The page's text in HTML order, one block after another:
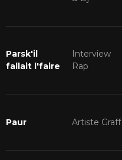
Parsk'il
fallait l'faire
Interview
Rap
Paur Artiste Graff